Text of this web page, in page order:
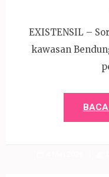
EXISTENSIL –
kawasan